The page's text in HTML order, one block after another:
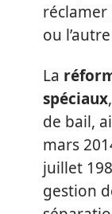
réclamer
ou
La
spéciaux
de bail,
mars
juillet
gestion